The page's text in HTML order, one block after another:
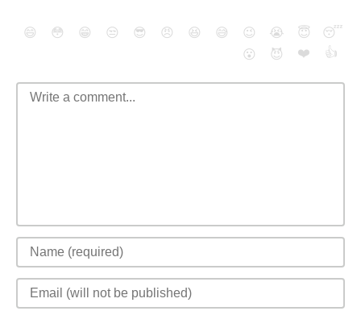
😄 😳 😁 😒 😎 😠 😆 😅 😉 😭 😇
😴
😮
😈 ❤️ 👍